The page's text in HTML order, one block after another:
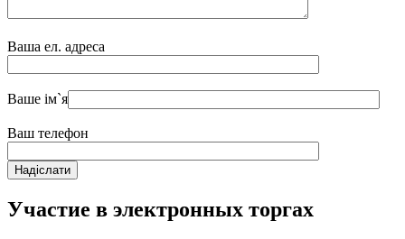
Ваша ел. адреса
Ваше ім`я
Ваш телефон
Участие в электронных торгах